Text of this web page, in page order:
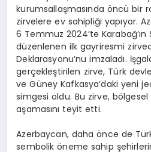
kurumsallaşmasında öncü bir
zirvelere ev sahipliği yapıyor.
6 Temmuz 2024’te
düzenlenen ilk gayriresmi
Deklarasyonu’nu imzaladı.
gerçekleştirilen zirve, Türk
ve Güney Kafkasya’daki yeni
simgesi oldu. Bu zirve,
aşamasını teyit etti.
Azerbaycan, daha önce de
sembolik öneme sahip